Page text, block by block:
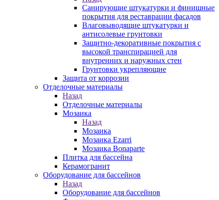
Санирующие штукатурки и финишные
покрытия для реставрации фасадов
Влаговыводящие штукатурки и
антисолевые грунтовки
Защитно-декоративные покрытия с
высокой транспирацией для
внутренних и наружных стен
Грунтовки укрепляющие
Защита от коррозии
Отделочные материалы
Назад
Отделочные материалы
Мозаика
Назад
Мозаика
Мозаика Ezarri
Мозаика Bonaparte
Плитка для бассейна
Керамогранит
Оборудование для бассейнов
Назад
Оборудование для бассейнов